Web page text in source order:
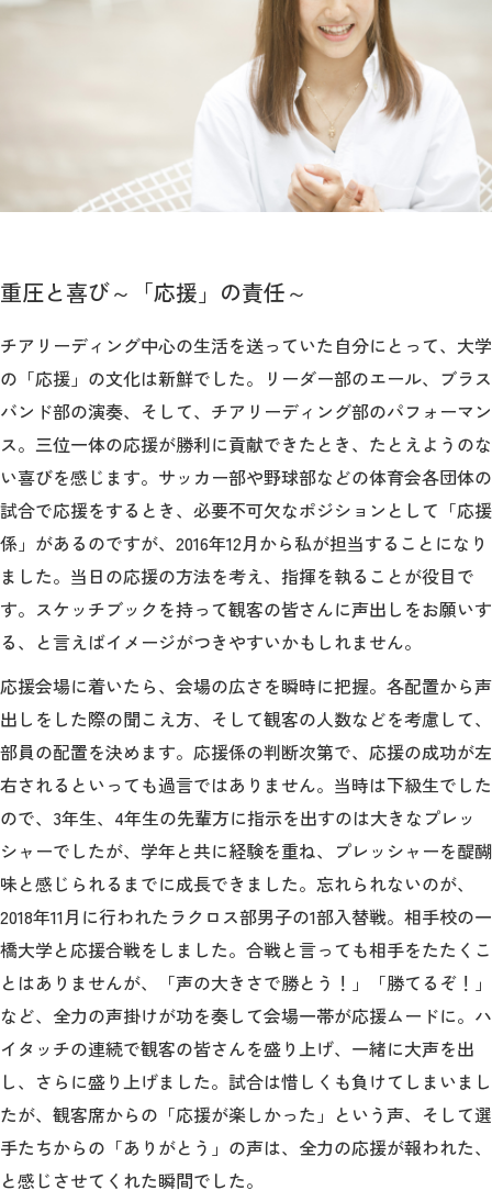
重圧と喜び～「応援」の責任～
チアリーディング中心の生活を送っていた自分にとって、大学
の「応援」の文化は新鮮でした。リーダー部のエール、ブラス
バンド部の演奏、そして、チアリーディング部のパフォーマン
ス。三位一体の応援が勝利に貢献できたとき、たとえようのな
い喜びを感じます。サッカー部や野球部などの体育会各団体の
試合で応援をするとき、必要不可欠なポジションとして「応援
係」があるのですが、2016年12月から私が担当することになり
ました。当日の応援の方法を考え、指揮を執ることが役目で
す。スケッチブックを持って観客の皆さんに声出しをお願いす
る、と言えばイメージがつきやすいかもしれません。
応援会場に着いたら、会場の広さを瞬時に把握。各配置から声
出しをした際の聞こえ方、そして観客の人数などを考慮して、
部員の配置を決めます。応援係の判断次第で、応援の成功が左
右されるといっても過言ではありません。当時は下級生でした
ので、3年生、4年生の先輩方に指示を出すのは大きなプレッ
シャーでしたが、学年と共に経験を重ね、プレッシャーを醍醐
味と感じられるまでに成長できました。忘れられないのが、
2018年11月に行われたラクロス部男子の1部入替戦。相手校の一
橋大学と応援合戦をしました。合戦と言っても相手をたたくこ
とはありませんが、「声の大きさで勝とう！」「勝てるぞ！」
など、全力の声掛けが功を奏して会場一帯が応援ムードに。ハ
イタッチの連続で観客の皆さんを盛り上げ、一緒に大声を出
し、さらに盛り上げました。試合は惜しくも負けてしまいまし
たが、観客席からの「応援が楽しかった」という声、そして選
手たちからの「ありがとう」の声は、全力の応援が報われた、
と感じさせてくれた瞬間でした。